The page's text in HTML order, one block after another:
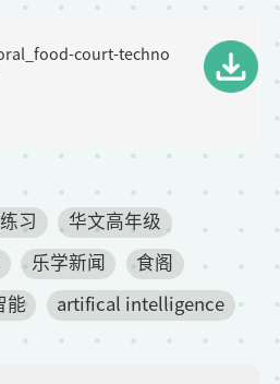
court-techno
习
华文高年级
乐学新闻
食阁
能 artifical intelligence